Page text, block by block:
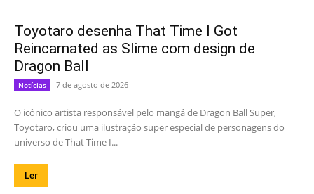
Toyotaro desenha That Time I Got
Reincarnated as Slime com design de
Dragon Ball
Notícias 7 de agosto de 2026
O icônico artista responsável pelo mangá de Dragon Ball Super,
Toyotaro, criou uma ilustração super especial de personagens do
universo de That Time I...
Ler